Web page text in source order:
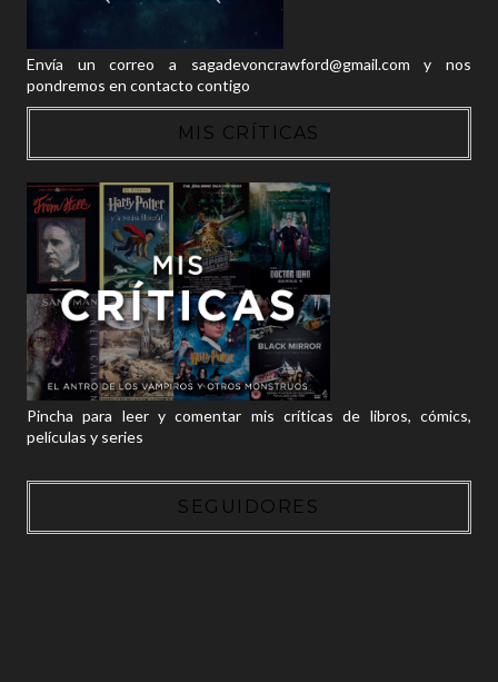
Envía un correo a sagadevoncrawford@gmail.com y nos
pondremos en contacto contigo
MIS CRÍTICAS
Pincha para leer y comentar mis críticas de libros, cómics,
películas y series
SEGUIDORES